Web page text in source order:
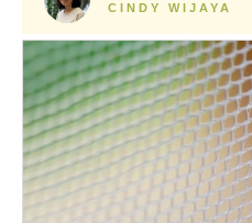
CINDY WIJAYA